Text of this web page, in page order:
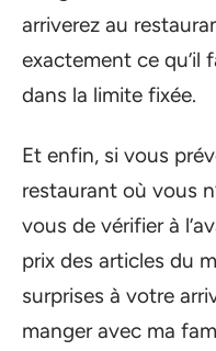
arriverez au
exactement ce qu’il
dans la limite fixée.
Et enfin, si vous
restaurant où vous
vous de vérifier à
prix des articles du
surprises à votre
manger avec ma